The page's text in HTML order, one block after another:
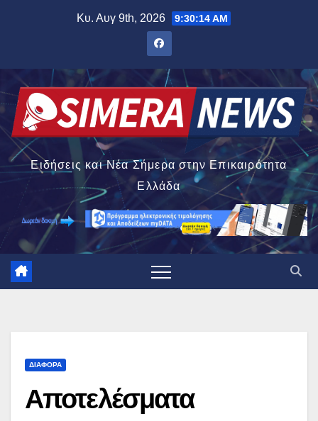
Κυ. Αυγ 9th, 2026 9:30:15 AM
Ειδήσεις και Νέα Σήμερα στην Επικαιρότητα
Ελλάδα
ΔΙΆΦΟΡΑ
Αποτελέσματα